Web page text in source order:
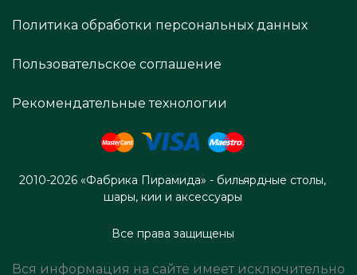
Политика обработки персональных данных
Пользовательское соглашение
Рекомендательные технологии
2010-2026 «Фабрика Пирамида» - бильярдные столы,
шары, кии и аксессуары
Все права защищены
Вся информация на сайте имеет исключительно